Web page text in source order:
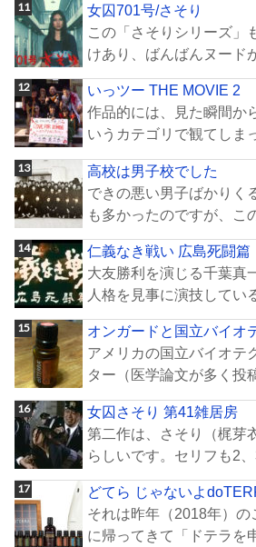
女囚701号/さそり
この「さそりシリーズ」
けあり、ばんばんヌード
いっツー THE MOVIE 2
作品的には、見た瞬間か
いうカテゴリで観てしま
高校は男子校でした
できの悪い男子ばかりく
も多かったのですが、こ
仁義なき戦い 広島死闘篇
大友勝利を演じる千葉真
人格を見事に演技してい
オンガードと国立バイオ
アメリカの国立バイオテ
ター（医学論文が多く投
女囚さそり 第41雑居房
第二作は、さそり（梶芽
らしいです。セリフも2
どてら じゃないよ
それは昨年（2018年）の
に帰ってきて「ドテラを